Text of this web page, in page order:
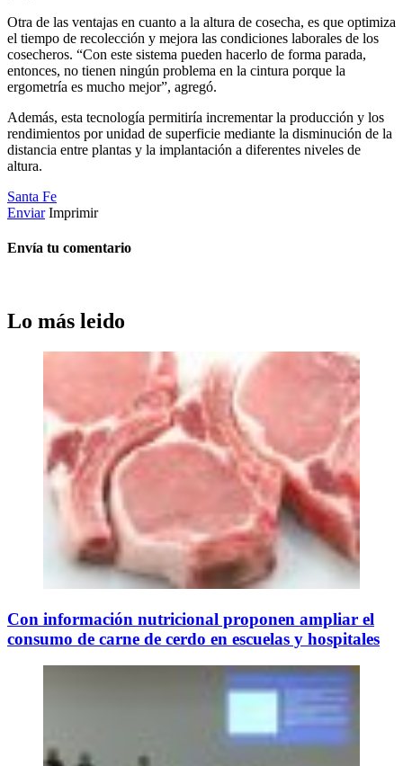
Otra de las ventajas en cuanto a la altura de cosecha, es que optimiza
el tiempo de recolección y mejora las condiciones laborales de los
cosecheros. “Con este sistema pueden hacerlo de forma parada,
entonces, no tienen ningún problema en la cintura porque la
ergometría es mucho mejor”, agregó.
Además, esta tecnología permitiría incrementar la producción y los
rendimientos por unidad de superficie mediante la disminución de la
distancia entre plantas y la implantación a diferentes niveles de
altura.
Santa Fe
Enviar Imprimir
Envía tu comentario
Lo más leido
Con información nutricional proponen ampliar el
consumo de carne de cerdo en escuelas y hospitales